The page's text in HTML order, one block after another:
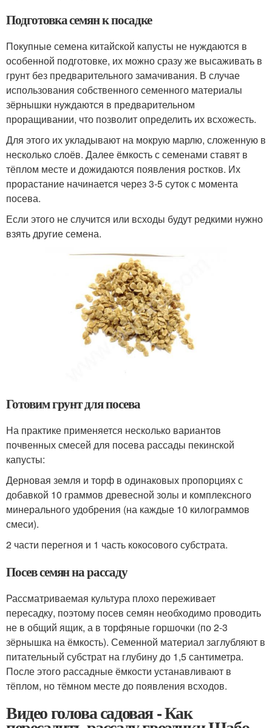
Подготовка семян к посадке
Покупные семена китайской капусты не нуждаются в
особенной подготовке, их можно сразу же высаживать в
грунт без предварительного замачивания. В случае
использования собственного семенного материалы
зёрнышки нуждаются в предварительном
проращивании, что позволит определить их всхожесть.
Для этого их укладывают на мокрую марлю, сложенную в
несколько слоёв. Далее ёмкость с семенами ставят в
тёплом месте и дожидаются появления ростков. Их
прорастание начинается через 3-5 суток с момента
посева.
Если этого не случится или всходы будут редкими нужно
взять другие семена.
Готовим грунт для посева
На практике применяется несколько вариантов
почвенных смесей для посева рассады пекинской
капусты:
Дерновая земля и торф в одинаковых пропорциях с
добавкой 10 граммов древесной золы и комплексного
минерального удобрения (на каждые 10 килограммов
смеси).
2 части перегноя и 1 часть кокосового субстрата.
Посев семян на рассаду
Рассматриваемая культура плохо переживает
пересадку, поэтому посев семян необходимо проводить
не в общий ящик, а в торфяные горшочки (по 2-3
зёрнышка на ёмкость). Семенной материал заглубляют в
питательный субстрат на глубину до 1,5 сантиметра.
После этого рассадные ёмкости устанавливают в
тёплом, но тёмном месте до появления всходов.
Видео голова садовая - Как